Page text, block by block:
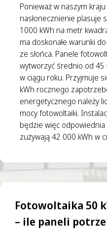
Ponieważ w naszym
nasłonecznienie plasuje
1000 kWh na metr
ma doskonałe warunki
ze słońca. Panele
wytworzyć średnio od
w ciągu roku. Przyjmuje
kWh rocznego
energetycznego należy
mocy fotowoltaiki.
będzie więc
zużywają 42 000 kWh w
Fotowoltaika 50
– ile paneli